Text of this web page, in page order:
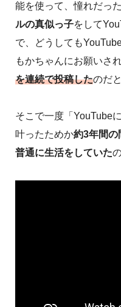
能を使って、憧れだっ
ルの真似っ子をして
で、どうしても
もかちゃんにお願いさ
を連続で投稿したのだ
そこで一度「YouTube
叶ったためか約3年間の
普通に生活をしていた